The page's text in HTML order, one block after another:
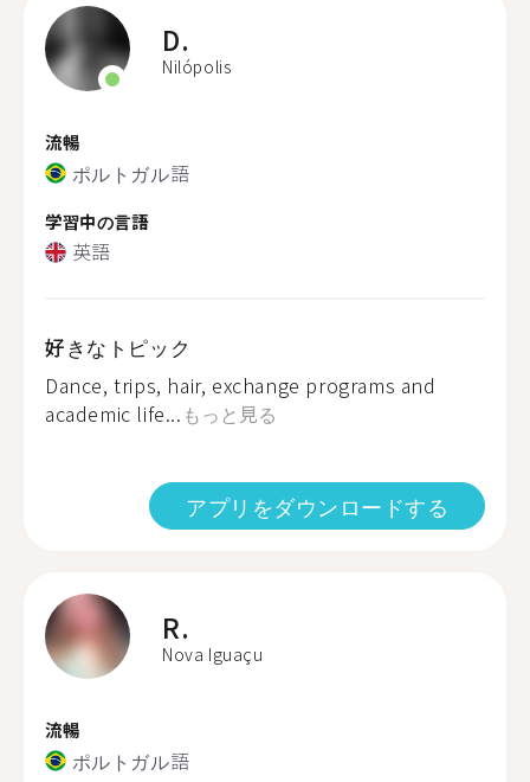
D.
Nilópolis
流暢
ポルトガル語
学習中の言語
英語
好きなトピック
Dance, trips, hair, exchange programs and
academic life... もっと見る
アプリをダウンロードする
R.
Nova Iguaçu
流暢
ポルトガル語